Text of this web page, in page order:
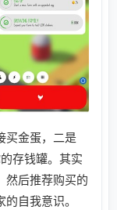
买金蛋，二是
存钱罐。其实
然后推荐购买的
自我意识。